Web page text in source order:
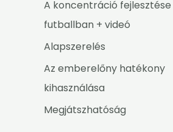
f
o
A koncentráció
futballban + videó
Alapszerelés
Az emberelőny hatékony
kihasználása
Megjátszhatóság